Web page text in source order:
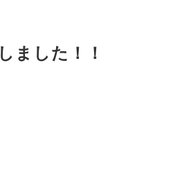
ました！！